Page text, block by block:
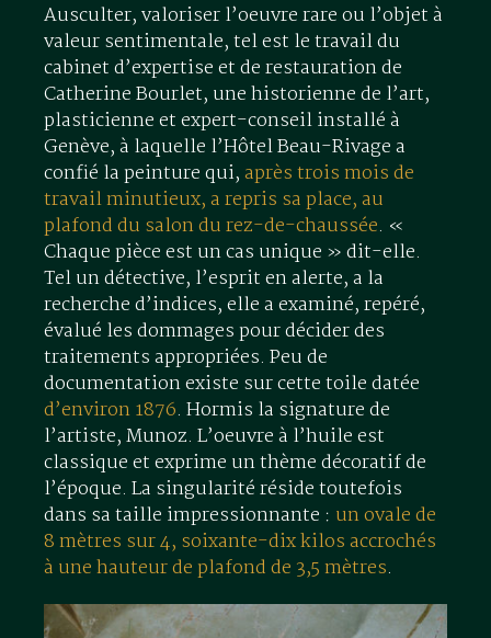
Ausculter, valoriser l’oeuvre rare ou l’objet à
valeur sentimentale, tel est le travail du
cabinet d’expertise et de restauration de
Catherine Bourlet, une historienne de l’art,
plasticienne et expert-conseil installé à
Genève, à laquelle l’Hôtel Beau-Rivage a
confié la peinture qui,après trois mois de
travail minutieux, a repris sa place, au
plafond du salon du rez-de-chaussée. «
Chaque pièce est un cas unique » dit-elle.
Tel un détective, l’esprit en alerte, a la
recherche d’indices, elle a examiné, repéré,
évalué les dommages pour décider des
traitements appropriées. Peu de
documentation existe sur cette toile datée
d’environ 1876. Hormis la signature de
l’artiste, Munoz. L’oeuvre à l’huile est
classique et exprime un thème décoratif de
l’époque. La singularité réside toutefois
dans sa taille impressionnante : un ovale de
8 mètres sur 4, soixante-dix kilos accrochés
à une hauteur de plafond de 3,5 mètres.